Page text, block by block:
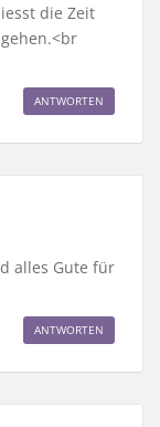
die Zeit
ANTWORTEN
alles Gute für
ANTWORTEN